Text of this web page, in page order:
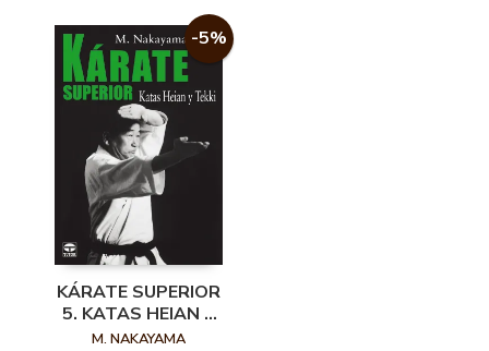
-5%
KÁRATE SUPERIOR
5. KATAS HEIAN Y
TEKKI
M. NAKAYAMA